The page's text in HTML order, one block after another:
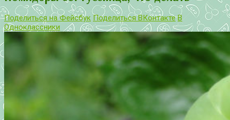
Поделиться на Фейсбук Поделиться ВКонтакте В
Одноклассники